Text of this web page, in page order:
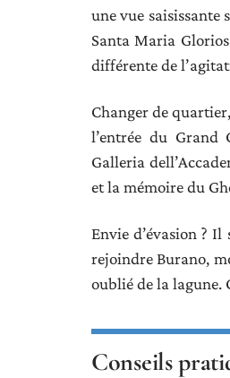
une vue saisissante
Santa Maria
différente de
Changer de
l’entrée du Grand
Galleria
et la mémoire du
Envie d’évasion ?
rejoindre Burano,
oublié de la lagune.
Conseils